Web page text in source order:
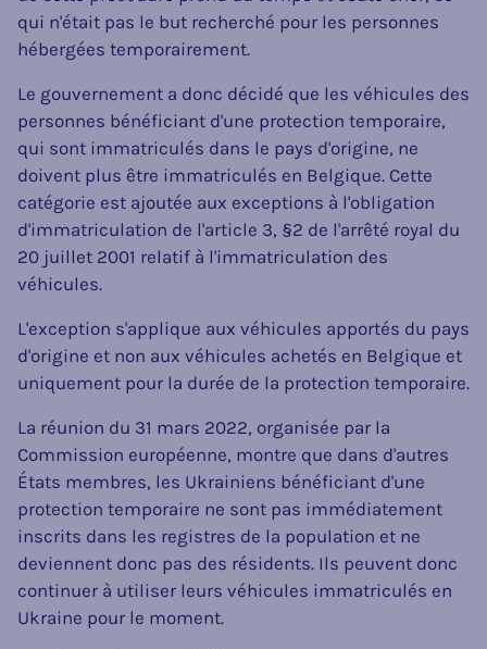
qui n'était pas le but recherché pour les personnes
hébergées temporairement.
Le gouvernement a donc décidé que les véhicules des
personnes bénéficiant d'une protection temporaire,
qui sont immatriculés dans le pays d'origine, ne
doivent plus être immatriculés en Belgique. Cette
catégorie est ajoutée aux exceptions à l'obligation
d'immatriculation de l'article 3, §2 de l'arrêté royal du
20 juillet 2001 relatif à l'immatriculation des
véhicules.
L'exception s'applique aux véhicules apportés du pays
d'origine et non aux véhicules achetés en Belgique et
uniquement pour la durée de la protection temporaire.
La réunion du 31 mars 2022, organisée par la
Commission européenne, montre que dans d'autres
États membres, les Ukrainiens bénéficiant d'une
protection temporaire ne sont pas immédiatement
inscrits dans les registres de la population et ne
deviennent donc pas des résidents. Ils peuvent donc
continuer à utiliser leurs véhicules immatriculés en
Ukraine pour le moment.